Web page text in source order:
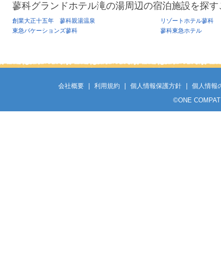
蓼科グランドホテル滝の湯周辺の宿泊施設を探
創業大正十五年 蓼科親湯温泉
リゾートホテル蓼科
東急バケーションズ蓼科
蓼科東急ホテル
会社概要 利用規約 個人情報保護方針
個人情報
©ONE